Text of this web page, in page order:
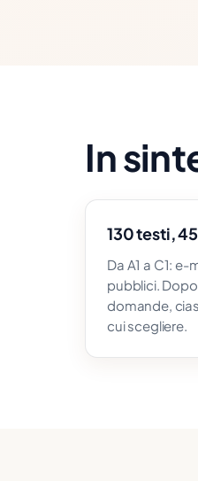
In
130 testi,
Da A1 a C1:
pubblici.
domande,
cui scegliere.